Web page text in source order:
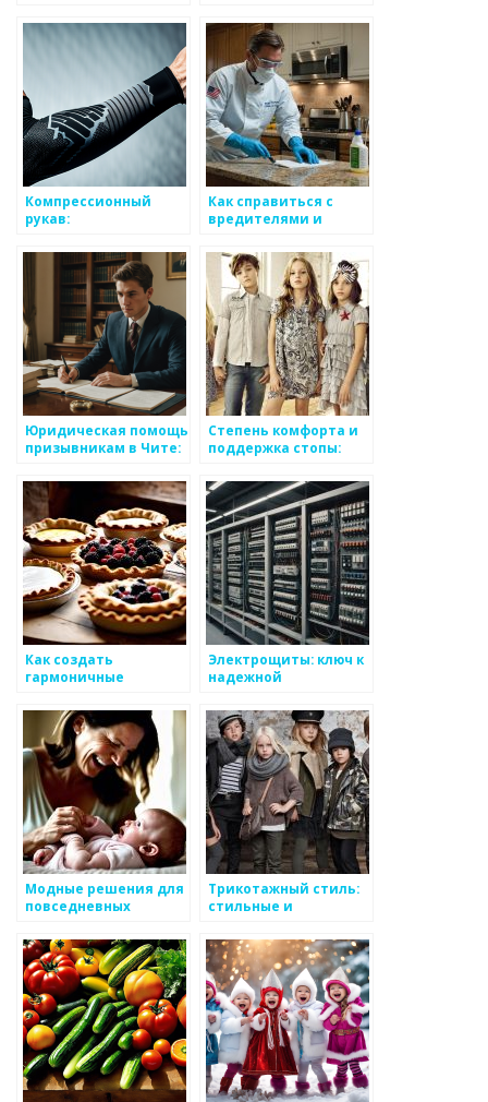
новорожденных
для очков: лазерная
пайка как ключевая
технология
Компрессионный
рукав:
аксессуар для
здоровья и
максимальной
эффективности
тренировок
Как справиться с
вредителями и
санитарную
безопасность:
решения от СЭС
ДезСервис
Юридическая помощь
призывникам в Чите:
для ответственного
выбора
Степень комфорта и
поддержка стопы:
детской обуви
Как создать
гармоничные
для детей
Электрощиты: ключ к
надежной
инфраструктуре
Модные решения для
повседневных
подростков
Трикотажный стиль:
стильные и
для ребенка